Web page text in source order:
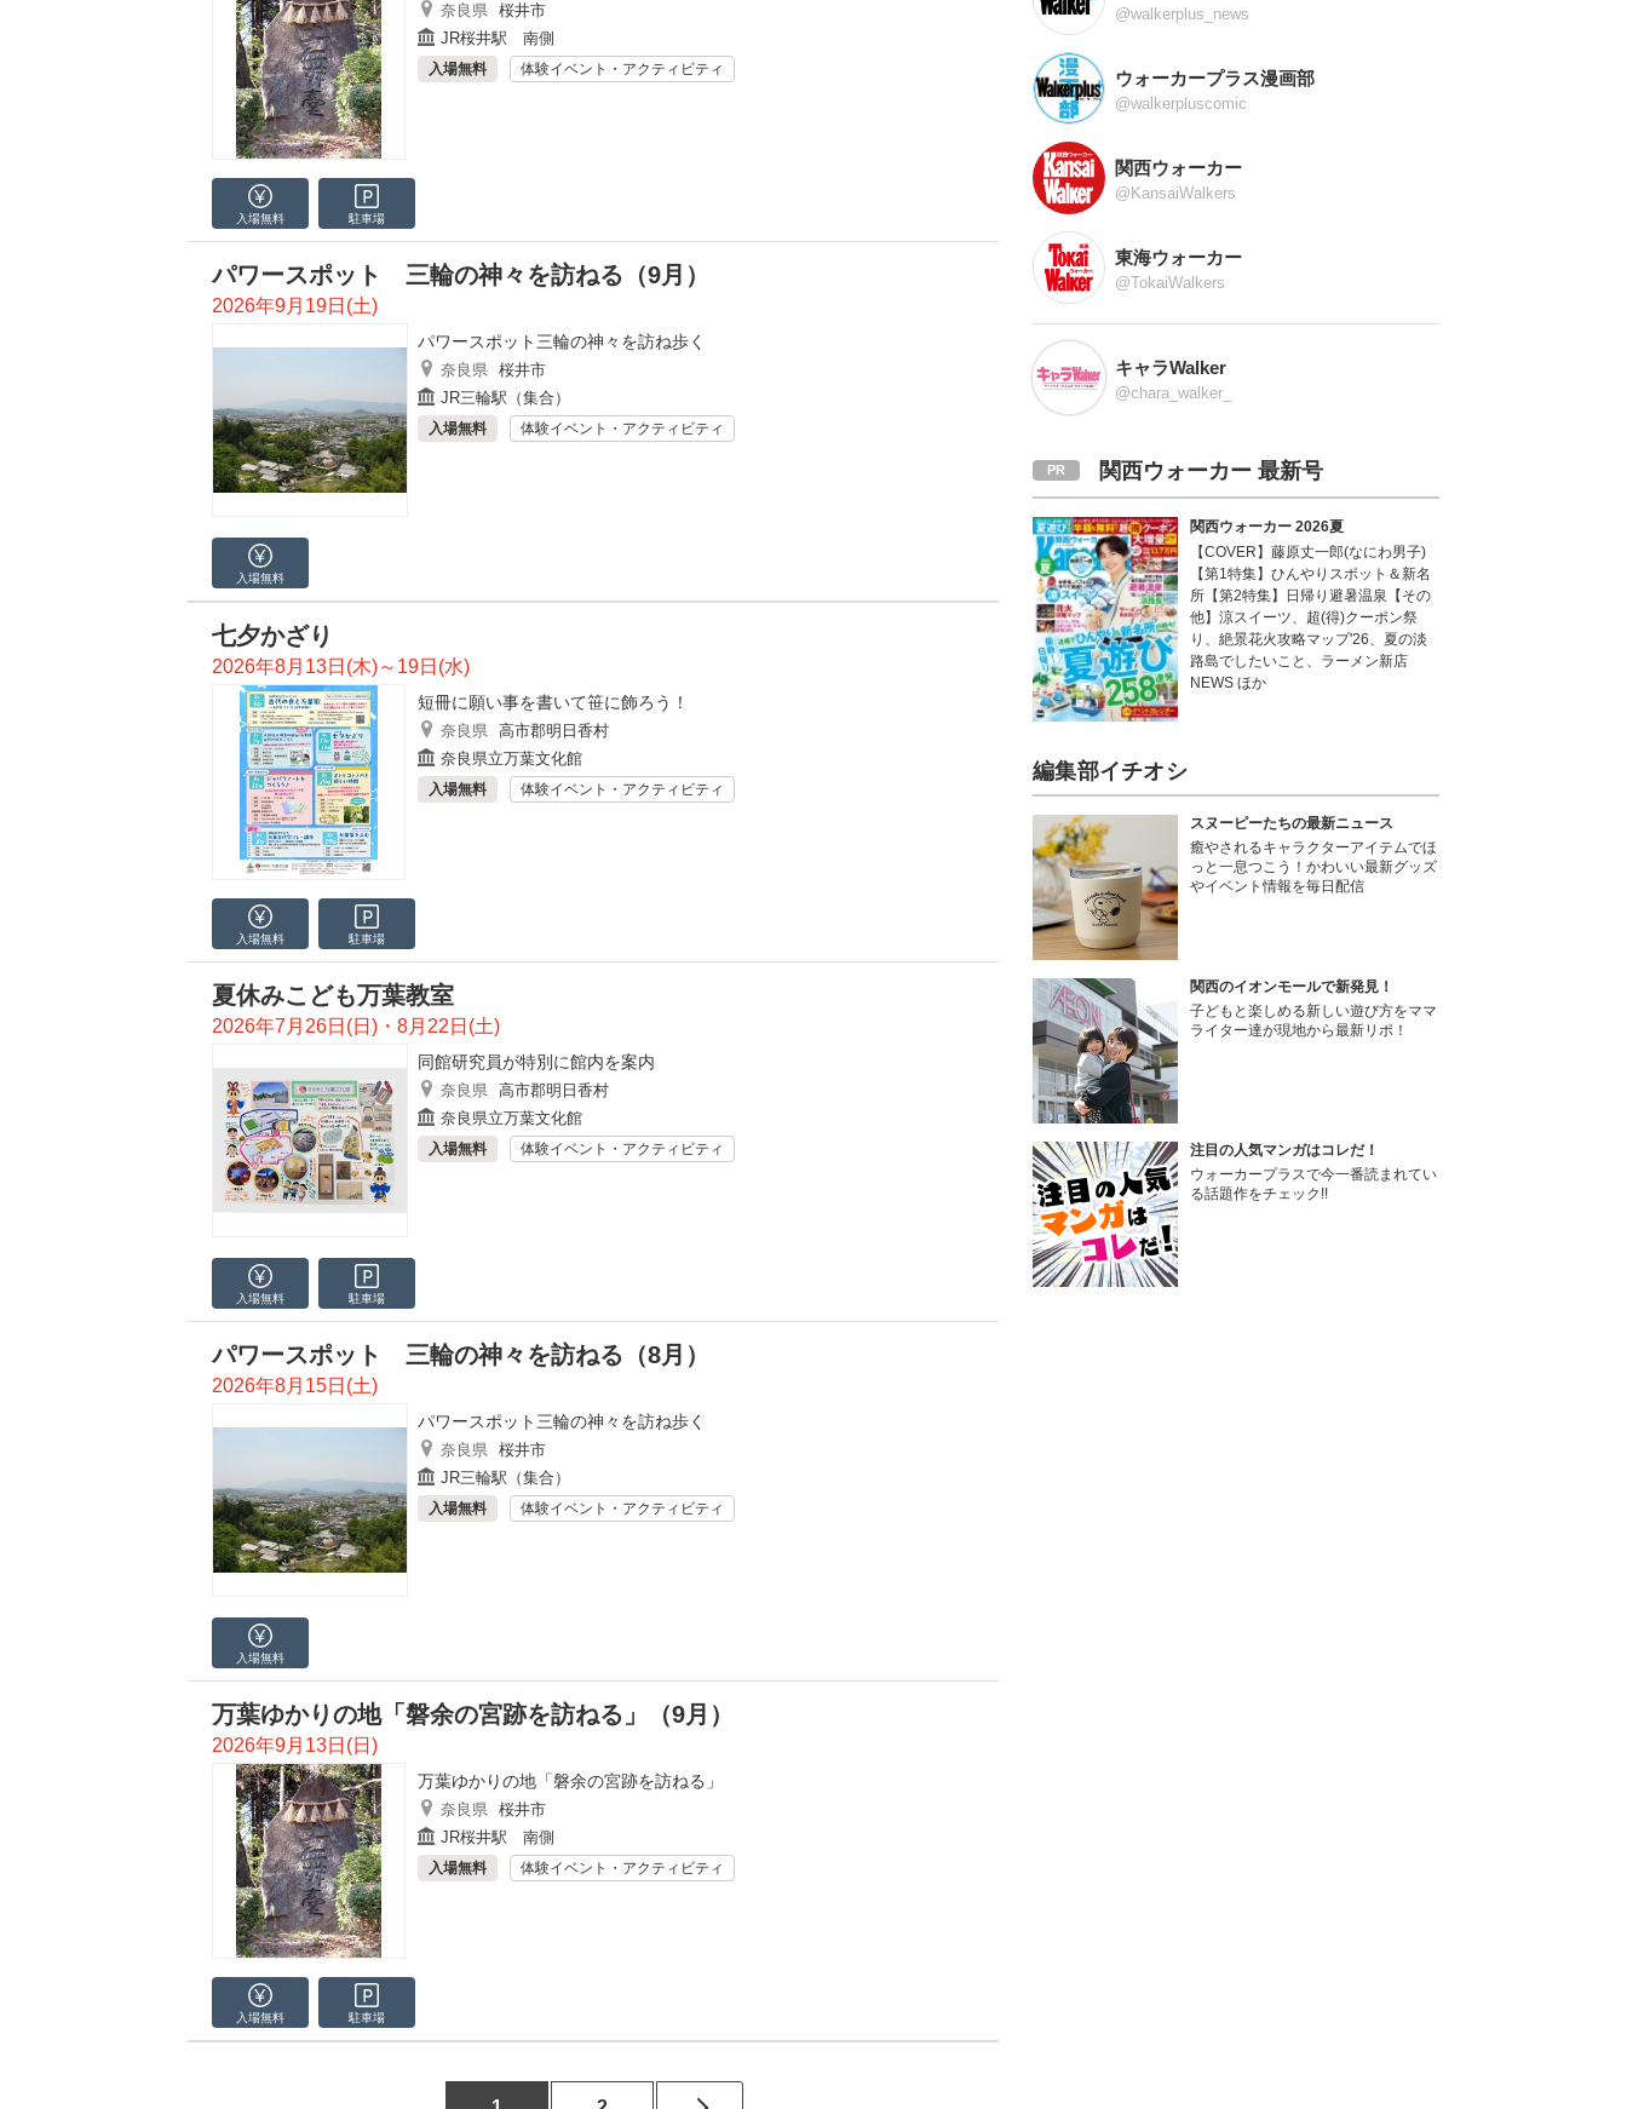
奈良県 桜井市
JR桜井駅 南側
入場無料 体験イベント・アクティビティ
入場無料 駐車場
パワースポット 三輪の神々を訪ねる（9月）
2026年9月19日(土)
パワースポット三輪の神々を訪ね歩く
奈良県 桜井市
JR三輪駅（集合）
入場無料 体験イベント・アクティビティ
入場無料
七夕かざり
2026年8月13日(木)～19日(水)
短冊に願い事を書いて笹に飾ろう！
奈良県 高市郡明日香村
奈良県立万葉文化館
入場無料 体験イベント・アクティビティ
入場無料 駐車場
夏休みこども万葉教室
2026年7月26日(日)・8月22日(土)
同館研究員が特別に館内を案内
奈良県 高市郡明日香村
奈良県立万葉文化館
入場無料 体験イベント・アクティビティ
入場無料 駐車場
パワースポット 三輪の神々を訪ねる（8月）
2026年8月15日(土)
パワースポット三輪の神々を訪ね歩く
奈良県 桜井市
JR三輪駅（集合）
入場無料 体験イベント・アクティビティ
入場無料
万葉ゆかりの地「磐余の宮跡を訪ねる」（9月）
2026年9月13日(日)
万葉ゆかりの地「磐余の宮跡を訪ねる」
奈良県 桜井市
JR桜井駅 南側
入場無料 体験イベント・アクティビティ
入場無料 駐車場
@walkerplus_news
ウォーカープラス漫画部
@walkerpluscomic
関西ウォーカー
@KansaiWalkers
東海ウォーカー
@TokaiWalkers
キャラWalker
@chara_walker_
関西ウォーカー 最新号
関西ウォーカー 2026夏
【COVER】藤原丈一郎(なにわ男子)
【第1特集】ひんやりスポット＆新名
所【第2特集】日帰り避暑温泉【その
他】涼スイーツ、超(得)クーポン祭
り、絶景花火攻略マップ'26、夏の淡
路島でしたいこと、ラーメン新店
NEWS ほか
編集部イチオシ
スヌーピーたちの最新ニュース
癒やされるキャラクターアイテムでほ
っと一息つこう！かわいい最新グッズ
やイベント情報を毎日配信
関西のイオンモールで新発見！
子どもと楽しめる新しい遊び方をママ
ライター達が現地から最新リポ！
注目の人気マンガはコレだ！
ウォーカープラスで今一番読まれてい
る話題作をチェック!!